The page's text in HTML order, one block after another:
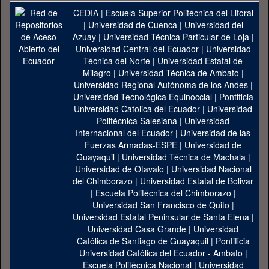
CEDIA| Escuela Superior Politécnica del Litoral
| Universidad de Cuenca| Universidad del
Azuay| Universidad Técnica Particular de Loja|
Universidad Central del Ecuador| Universidad
Técnica del Norte | Universidad Estatal de
Milagro | Universidad Técnica de Ambato |
Universidad Regional Autónoma de los Andes|
Universidad Tecnológica Equinoccial| Pontificia
Universidad Catolica del Ecuador | Universidad
Politécnica Salesiana | Universidad
Internacional del Ecuador | Universidad de las
Fuerzas Armadas-ESPE | Universidad de
Guayaquil| Universidad Técnica de Machala|
Universidad de Otavalo | Universidad Nacional
del Chimborazo | Universidad Estatal de Bolivar
| Escuela Politécnica del Chimborazo |
Universidad San Francisco de Quito |
Universidad Estatal Peninsular de Santa Elena|
Universidad Casa Grande | Universidad
Católica de Santiago de Guayaquil| Pontificia
Universidad Católica del Ecuador - Ambato |
Escuela Politécnica Nacional| Universidad